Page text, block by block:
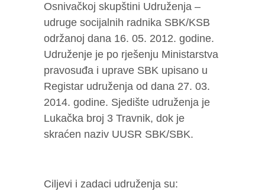
Osnivačkoj skupštini Udruženja –
udruge socijalnih radnika SBK/KSB
održanoj dana 16. 05. 2012. godine.
Udruženje je po rješenju Ministarstva
pravosuđa i uprave SBK upisano u
Registar udruženja od dana 27. 03.
2014. godine. Sjedište udruženja je
Lukačka broj 3 Travnik, dok je
skraćen naziv UUSR SBK/SBK.
Ciljevi i zadaci udruženja su: